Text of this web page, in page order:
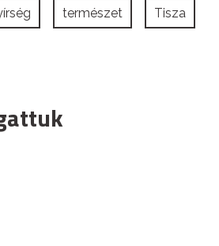
természet Tisza